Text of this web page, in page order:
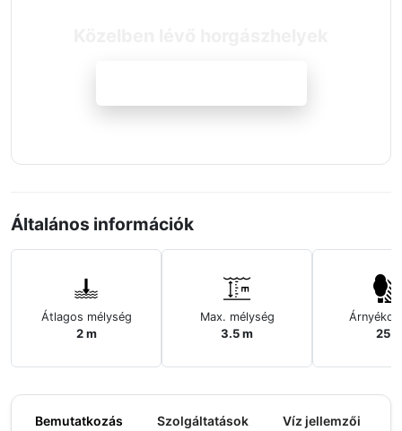
Általános információk
Átlagos mélység
2 m
Max. mélység
3.5 m 25%
Bemutatkozás Szolgáltatások Víz jellemzői